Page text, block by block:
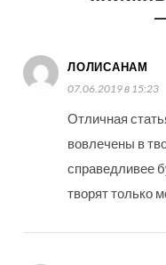
ЛОЛИСАНАМ
07.06.2019 в 15:23
Отличная
вовлечены в
справедливее
творят только